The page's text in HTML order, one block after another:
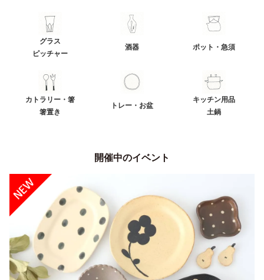
グラス
ピッチャー
酒器 ポット・急須
カトラリー・箸
箸置き
トレー・お盆
キッチン用品
土鍋
開催中のイベント